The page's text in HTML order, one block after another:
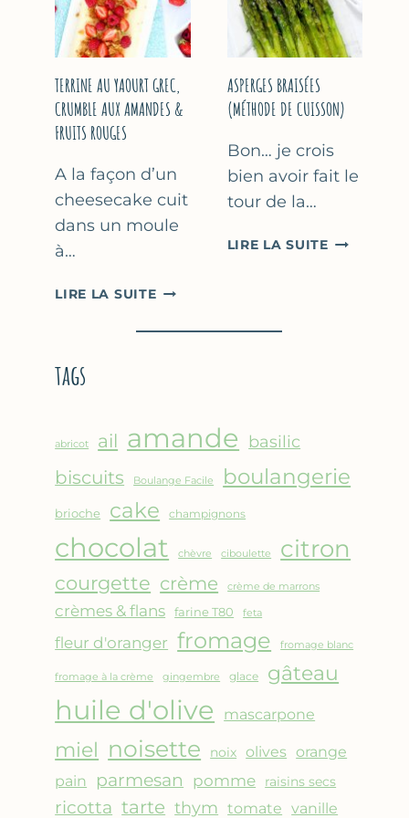
YAOURT
GREC
TERRINE AU YAOURT GREC,
CRUMBLE AUX AMANDES &
FRUITS ROUGES
A la façon d’un
cheesecake cuit
dans un moule
à…
LIRE LA SUITETERRINE
YAOURT
&
ROUGES
ASPERGES BRAISÉES
(MÉTHODE DE CUISSON)
Bon… je crois
bien avoir fait le
tour de la…
LIRE LA SUITEASPERGES
tags
abricot ail amande basilic
biscuits Boulange Facile boulangerie
brioche cake champignons
chocolat chèvre ciboulette citron
courgette crème crème de marrons
crèmes & flans farine T80 feta
fleur d'oranger fromage fromage blanc
fromage à la crème gingembre glace gâteau
huile d'olive mascarpone
miel noisette noix olives orange
pain
parmesan pomme raisins secs
ricotta tarte thym tomate vanille